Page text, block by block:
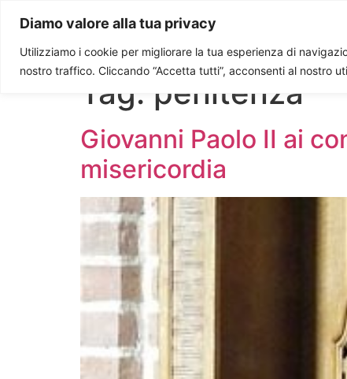
Diamo valore alla tua privacy
Utilizziamo i cookie per migliorare la tua esperienza di
nostro traffico. Cliccando “Accetta tutti”, acconsenti al nostro
Paolo Ondarza
Tag: penitenza
Giovanni Paolo II ai
misericordia